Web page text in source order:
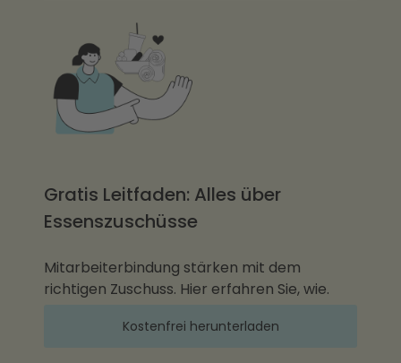
Gratis Leitfaden: Alles über
Essenszuschüsse
Mitarbeiterbindung stärken mit dem
richtigen Zuschuss. Hier erfahren Sie, wie.
Kostenfrei herunterladen